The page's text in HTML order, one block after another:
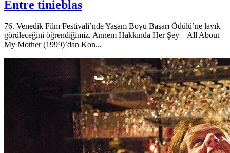
Entre tinieblas
76. Venedik Film Festivali’nde Yaşam Boyu Başarı Ödülü’ne layık
görüleceğini öğrendiğimiz, Annem Hakkında Her Şey – All About
My Mother (1999)’dan Kon...